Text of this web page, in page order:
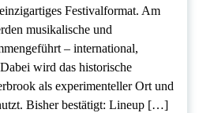
Festivalformat. Am
musikalische und
– international,
wird das historische
als experimenteller Ort und
Bisher bestätigt: Lineup […]